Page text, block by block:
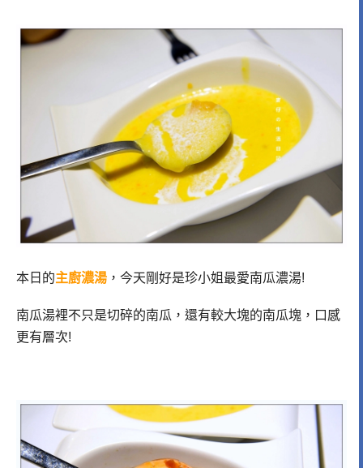
本日的主廚濃湯 ，今天剛好是珍小姐最愛南瓜濃湯!
南瓜湯裡不只是切碎的南瓜，還有較大塊的南瓜塊，口感
更有層次!